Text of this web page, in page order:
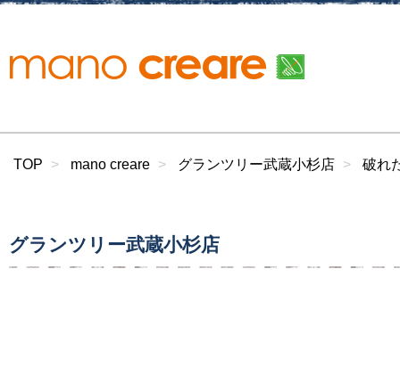
TOP mano creare グランツリー武蔵小杉店 破れ
グランツリー武蔵小杉店